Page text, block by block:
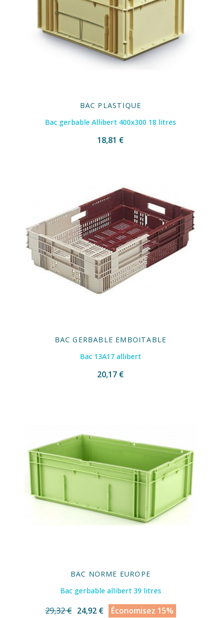
BAC PLASTIQUE
Bac gerbable Allibert 400x300 18 litres
18,81 €
BAC GERBABLE EMBOITABLE
Bac 13A17 allibert
20,17 €
BAC NORME EUROPE
Bac gerbable allibert 39 litres
29,32 € 24,92 € Économisez 15%